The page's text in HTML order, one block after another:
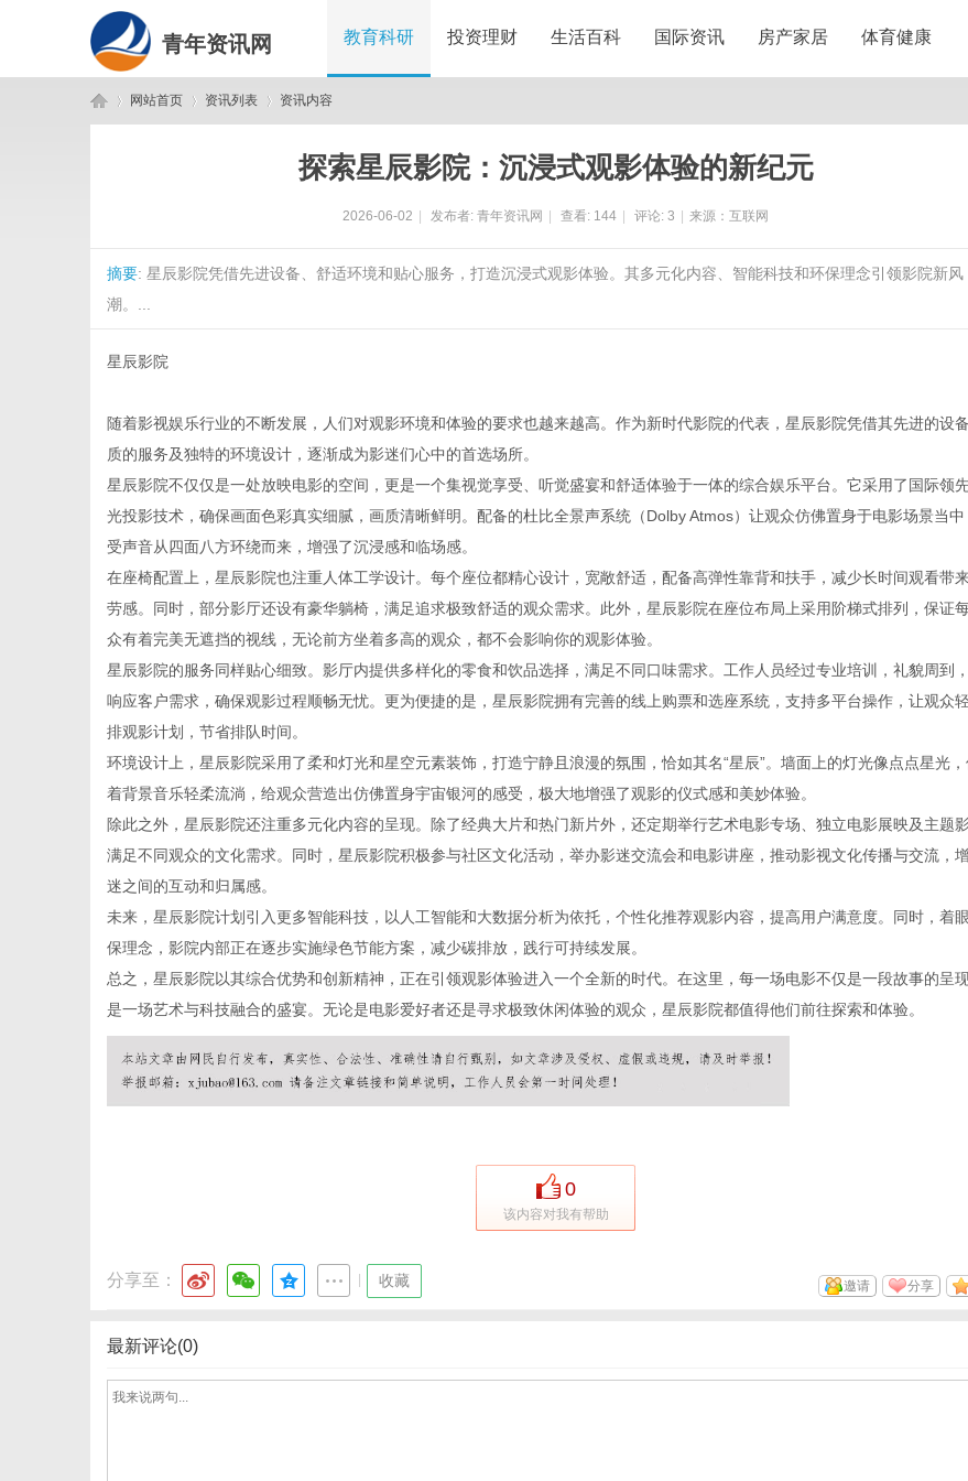
青年资讯网 教育科研 投资理财 生活百科 国际资讯 房产家居 体育健康
网站首页 资讯列表 资讯内容
探索星辰影院：沉浸式观影体验的新纪元
2026-06-02 发布者: 青年资讯网 查看: 144 评论: 3 来源：互联网
摘要: 星辰影院凭借先进设备、舒适环境和贴心服务，打造沉浸式观影体验。其多元化内容、智能科技和环保理念引领影院新风
潮。...
星辰影院
随着影视娱乐行业的不断发展，人们对观影环境和体验的要求也越来越高。作为新时代影院的代表，星辰影院凭借其先进的设
质的服务及独特的环境设计，逐渐成为影迷们心中的首选场所。
星辰影院不仅仅是一处放映电影的空间，更是一个集视觉享受、听觉盛宴和舒适体验于一体的综合娱乐平台。它采用了国际领
光投影技术，确保画面色彩真实细腻，画质清晰鲜明。配备的杜比全景声系统（Dolby Atmos）让观众仿佛置身于电影场景当中
受声音从四面八方环绕而来，增强了沉浸感和临场感。
在座椅配置上，星辰影院也注重人体工学设计。每个座位都精心设计，宽敞舒适，配备高弹性靠背和扶手，减少长时间观看带
劳感。同时，部分影厅还设有豪华躺椅，满足追求极致舒适的观众需求。此外，星辰影院在座位布局上采用阶梯式排列，保证
众有着完美无遮挡的视线，无论前方坐着多高的观众，都不会影响你的观影体验。
星辰影院的服务同样贴心细致。影厅内提供多样化的零食和饮品选择，满足不同口味需求。工作人员经过专业培训，礼貌周到
响应客户需求，确保观影过程顺畅无忧。更为便捷的是，星辰影院拥有完善的线上购票和选座系统，支持多平台操作，让观众
排观影计划，节省排队时间。
环境设计上，星辰影院采用了柔和灯光和星空元素装饰，打造宁静且浪漫的氛围，恰如其名“星辰”。墙面上的灯光像点点星光
着背景音乐轻柔流淌，给观众营造出仿佛置身宇宙银河的感受，极大地增强了观影的仪式感和美妙体验。
除此之外，星辰影院还注重多元化内容的呈现。除了经典大片和热门新片外，还定期举行艺术电影专场、独立电影展映及主题影
满足不同观众的文化需求。同时，星辰影院积极参与社区文化活动，举办影迷交流会和电影讲座，推动影视文化传播与交流，
迷之间的互动和归属感。
未来，星辰影院计划引入更多智能科技，以人工智能和大数据分析为依托，个性化推荐观影内容，提高用户满意度。同时，着
保理念，影院内部正在逐步实施绿色节能方案，减少碳排放，践行可持续发展。
总之，星辰影院以其综合优势和创新精神，正在引领观影体验进入一个全新的时代。在这里，每一场电影不仅是一段故事的呈
是一场艺术与科技融合的盛宴。无论是电影爱好者还是寻求极致休闲体验的观众，星辰影院都值得他们前往探索和体验。
0
该内容对我有帮助
分享至： 收藏 分享
邀请
最新评论(0)